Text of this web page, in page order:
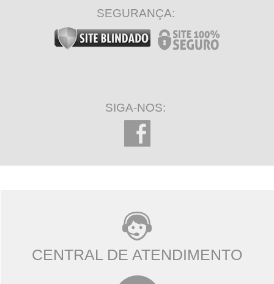
SEGURANÇA:
SIGA-NOS:
CENTRAL DE ATENDIMENTO